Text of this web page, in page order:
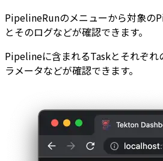
PipelineRunのメニューから対象の
とそのログなどが確認できます。
Pipelineに含まれるTaskとそれぞ
ラメータなどが確認できます。